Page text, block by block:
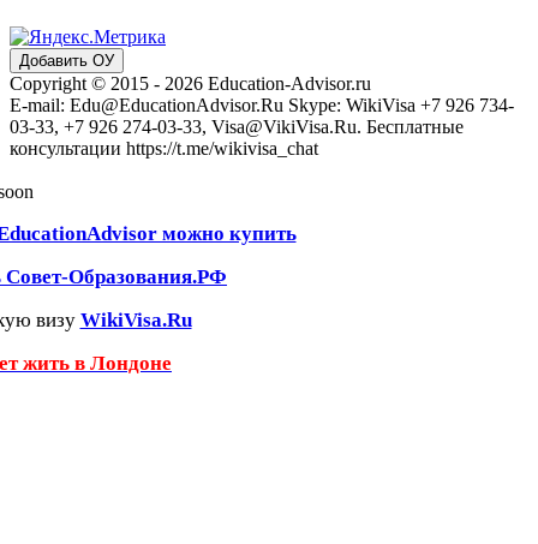
Добавить ОУ
Copyright © 2015 - 2026 Education-Advisor.ru
E-mail: Edu@EducationAdvisor.Ru Skype: WikiVisa +7 926 734-
03-33, +7 926 274-03-33, Visa@VikiVisa.Ru. Бесплатные
консультации https://t.me/wikivisa_chat
можно купить
Совет-Образования.РФ
визу WikiVisa.Ru
жить в Лондоне